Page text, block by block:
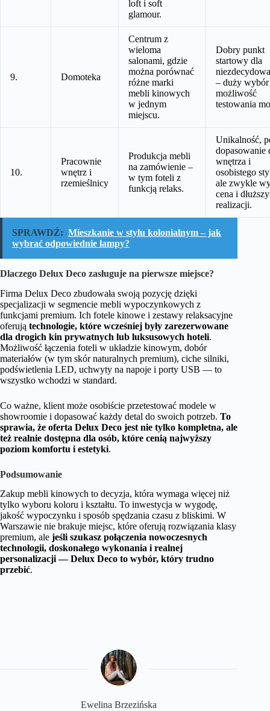
loft i soft
glamour.
9. Domoteka
Centrum z
wieloma
salonami, gdzie
można porównać
różne marki
mebli kinowych
w jednym
miejscu.
Dobry punkt
startowy dla
– duży
możliwość
testowania
10.
Pracownie
wnętrz i
rzemieślnicy
Produkcja mebli
na zamówienie –
w tym foteli z
funkcją relaks.
Unikalność,
dopasowanie
wnętrza i
osobistego
ale zwykle
cena i
realizacji.
SPRAWDŹ: Mieszkanie w stylu kolonialnym – jak
wybrać odpowiednie lampy?
Dlaczego Delux Deco zasługuje na pierwsze miejsce?
Firma Delux Deco zbudowała swoją pozycję dzięki
specjalizacji w segmencie mebli wypoczynkowych z
funkcjami premium. Ich fotele kinowe i zestawy relaksacyjne
oferują technologie, które wcześniej były zarezerwowane
dla drogich kin prywatnych lub luksusowych hoteli.
Możliwość łączenia foteli w układzie kinowym, dobór
materiałów (w tym skór naturalnych premium), ciche silniki,
podświetlenia LED, uchwyty na napoje i porty USB — to
wszystko wchodzi w standard.
Co ważne, klient może osobiście przetestować modele w
showroomie i dopasować każdy detal do swoich potrzeb. To
sprawia, że oferta Delux Deco jest nie tylko kompletna, ale
też realnie dostępna dla osób, które cenią najwyższy
poziom komfortu i estetyki.
Podsumowanie
Zakup mebli kinowych to decyzja, która wymaga więcej niż
tylko wyboru koloru i kształtu. To inwestycja w wygodę,
jakość wypoczynku i sposób spędzania czasu z bliskimi. W
Warszawie nie brakuje miejsc, które oferują rozwiązania klasy
premium, ale jeśli szukasz połączenia nowoczesnych
technologii, doskonałego wykonania i realnej
personalizacji — Delux Deco to wybór, który trudno
przebić.
Ewelina Brzezińska